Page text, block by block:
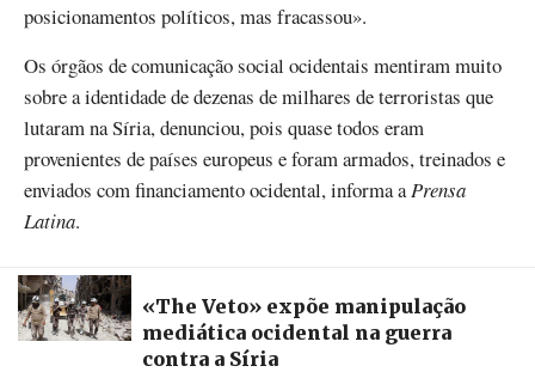
posicionamentos políticos, mas fracassou».
Os órgãos de comunicação social ocidentais mentiram muito
sobre a identidade de dezenas de milhares de terroristas que
lutaram na Síria, denunciou, pois quase todos eram
provenientes de países europeus e foram armados, treinados e
enviados com financiamento ocidental, informa aPrensa
Latina.
«The Veto» expõe manipulação
mediática ocidental na guerra
contra a Síria